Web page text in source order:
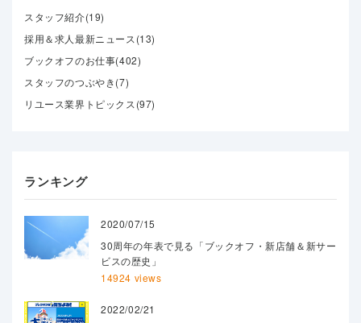
スタッフ紹介(19)
採用＆求人最新ニュース(13)
ブックオフのお仕事(402)
スタッフのつぶやき(7)
リユース業界トピックス(97)
ランキング
2020/07/15
30周年の年表で見る「ブックオフ・新店舗＆新サー
ビスの歴史」
14924 views
2022/02/21